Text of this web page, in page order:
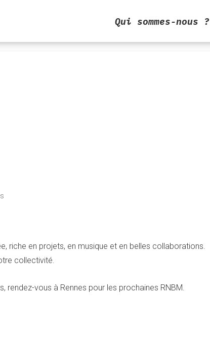
Qui sommes-nous ?
riche en projets, en musique et en belles collaborations.
collectivité.
rendez-vous à Rennes pour les prochaines RNBM.